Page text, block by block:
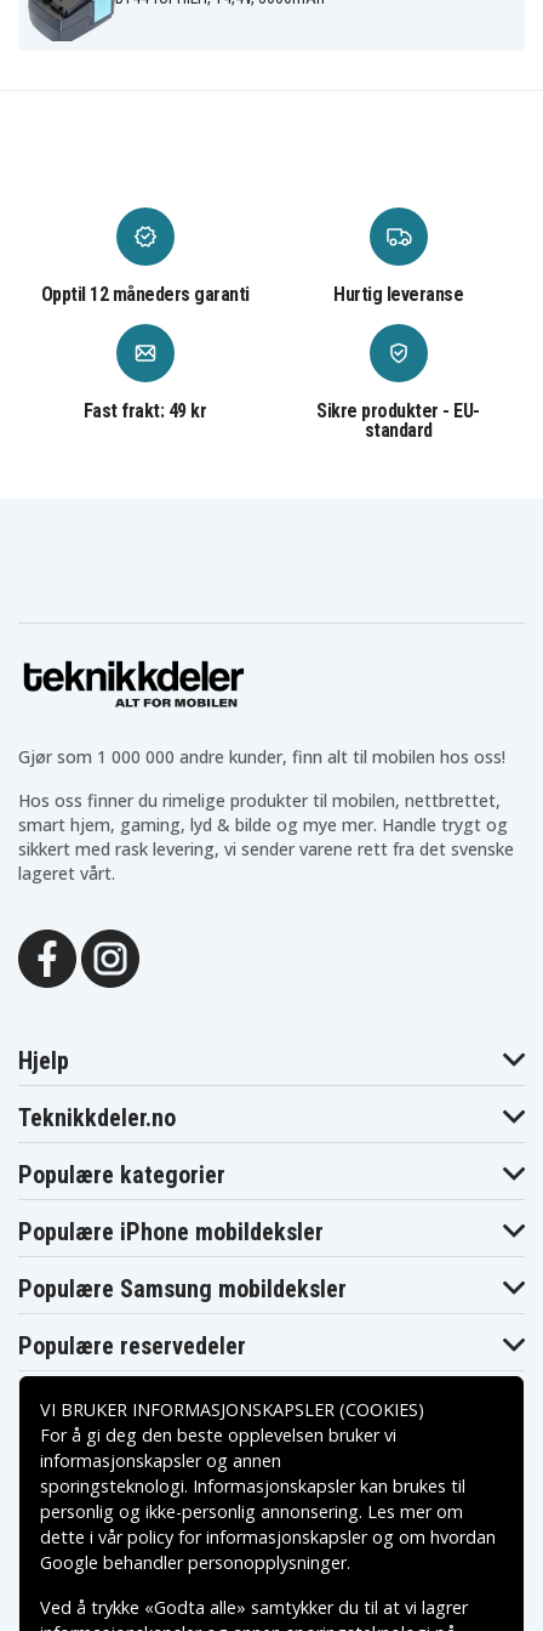
Wrench
Opptil 12 måneders garanti Hurtig leveranse
Fast frakt: 49 kr
Sikre produkter - EU-
standard
Gjør som 1 000 000 andre kunder, finn alt til mobilen hos oss!
Hos oss finner du rimelige produkter til mobilen, nettbrettet,
smart hjem, gaming, lyd & bilde og mye mer. Handle trygt og
sikkert med rask levering, vi sender varene rett fra det svenske
lageret vårt.
Hjelp
Teknikkdeler.no
Populære kategorier
Populære iPhone mobildeksler
Populære Samsung mobildeksler
Populære reservedeler
Betalingsalternativer
Leveringsalternativer
VI BRUKER INFORMASJONSKAPSLER (COOKIES)
For å gi deg den beste opplevelsen bruker vi
informasjonskapsler og annen
sporingsteknologi. Informasjonskapsler kan brukes til
personlig og ikke-personlig annonsering. Les mer om
dette i vårpolicy for informasjonskapslerog om hvordan
Google behandler personopplysninger.
Ved å trykke «Godta alle» samtykker du til at vi lagrer